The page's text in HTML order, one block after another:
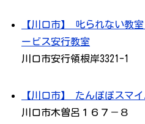
【川口市】 叱られない教
ービス安行教室
川口市安行領根岸3321-1
【川口市】 たんぽぽスマ
川口市木曽呂１６７－８